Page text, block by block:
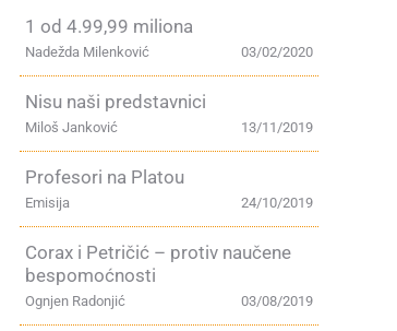
1 od 4.99,99 miliona
03/02/2020
Nadežda Milenković
Nisu naši predstavnici
13/11/2019
Miloš Janković
Profesori na Platou
24/10/2019
Emisija
Corax i Petričić – protiv naučene
bespomoćnosti
03/08/2019
Ognjen Radonjić